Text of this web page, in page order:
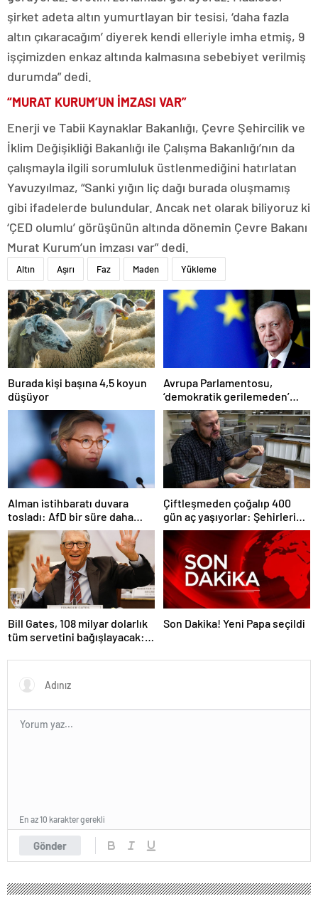
şirket adeta altın yumurtlayan bir tesisi, ‘daha fazla
altın çıkaracağım’ diyerek kendi elleriyle imha etmiş, 9
işçimizden enkaz altında kalmasına sebebiyet verilmiş
durumda” dedi.
“MURAT KURUM’UN İMZASI VAR”
Enerji ve Tabii Kaynaklar Bakanlığı, Çevre Şehircilik ve
İklim Değişikliği Bakanlığı ile Çalışma Bakanlığı’nın da
çalışmayla ilgili sorumluluk üstlenmediğini hatırlatan
Yavuzyılmaz, “Sanki yığın liç dağı burada oluşmamış
gibi ifadelerde bulundular. Ancak net olarak biliyoruz ki
‘ÇED olumlu’ görüşünün altında dönemin Çevre Bakanı
Murat Kurum’un imzası var” dedi.
Altın Aşırı Faz Maden Yükleme
Burada kişi başına 4,5 koyun
düşüyor
Avrupa Parlamentosu,
‘demokratik gerilemeden’
dolayı ‘Türkiye’nin AB üyelik
süreci süresiz dondu’
Alman istihbaratı duvara
tosladı: AfD bir süre daha
‘aşırı sağcı örgüt’ değil
Çiftleşmeden çoğalıp 400
gün aç yaşıyorlar: Şehirleri
ele geçiriyorlar
Bill Gates, 108 milyar dolarlık
tüm servetini bağışlayacak:
Son Dakika! Yeni Papa seçildi
Gönder
En az 10 karakter gerekli